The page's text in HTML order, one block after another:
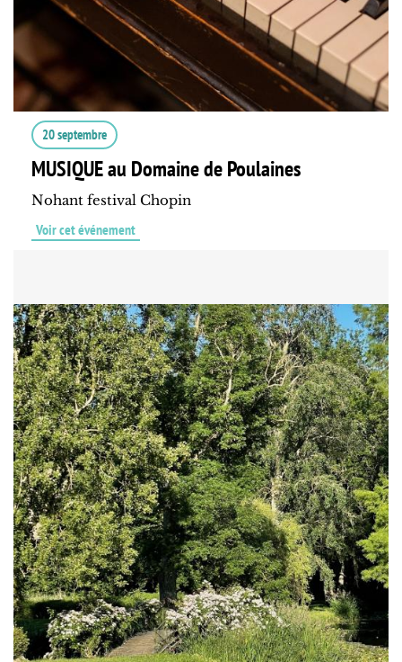
20 septembre
MUSIQUE au Domaine de Poulaines
Nohant festival Chopin
Voir cet événement